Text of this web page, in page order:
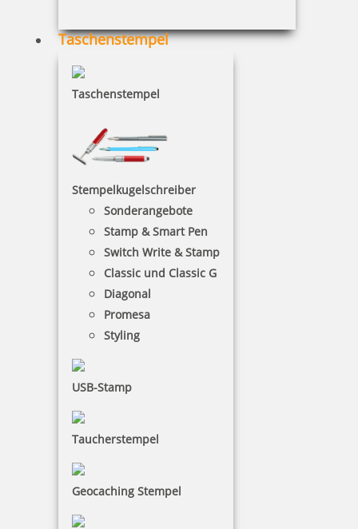
Taschenstempel
Taschenstempel
Stempelkugelschreiber
Sonderangebote
Stamp & Smart Pen
Switch Write & Stamp
Classic und Classic G
Diagonal
Promesa
Styling
USB-Stamp
Taucherstempel
Geocaching Stempel
Jetzt gestalten
Modico Stempel Flash M6
87,32 €
Modico Stempel Flash M10